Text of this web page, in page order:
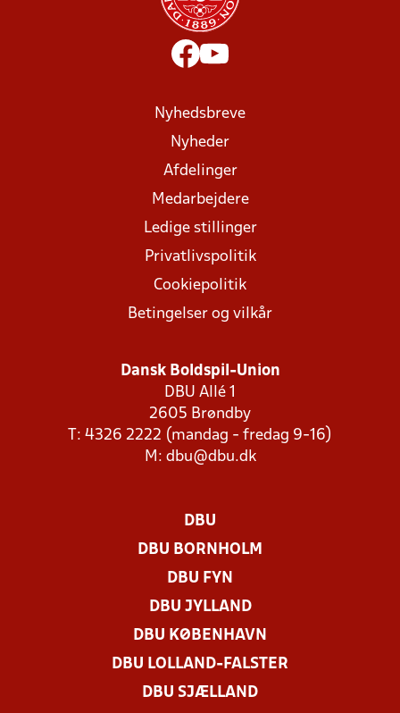
Nyhedsbreve
Nyheder
Afdelinger
Medarbejdere
Ledige stillinger
Privatlivspolitik
Cookiepolitik
Betingelser og vilkår
Dansk Boldspil-Union
DBU Allé 1
2605 Brøndby
T: 4326 2222 (mandag - fredag 9-16)
M: dbu@dbu.dk
DBU
DBU BORNHOLM
DBU FYN
DBU JYLLAND
DBU KØBENHAVN
DBU LOLLAND-FALSTER
DBU SJÆLLAND